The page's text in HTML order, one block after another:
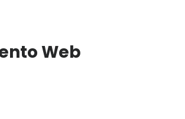
Web